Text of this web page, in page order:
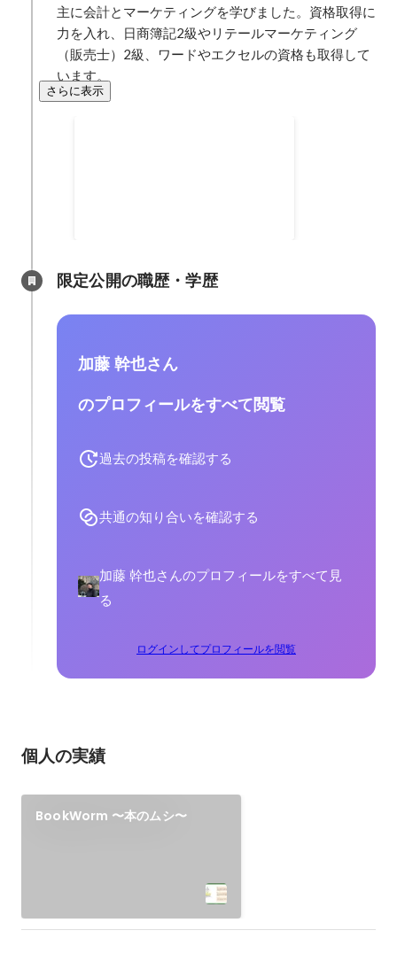
主に会計とマーケティングを学びました。資格取得に
力を入れ、日商簿記2級やリテールマーケティング
（販売士）2級、ワードやエクセルの資格も取得して
います。
さらに表示
限定公開の職歴・学歴
加藤 幹也さん
のプロフィールをすべて閲覧
過去の投稿を確認する
共通の知り合いを確認する
加藤 幹也さんのプロフィールをすべて見
る
ログインしてプロフィールを閲覧
個人の実績
BookWorm 〜本のムシ〜